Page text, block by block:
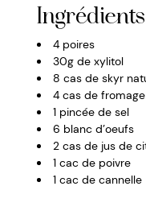
4 poires
30g de xylitol
8 cas de skyr
4 cas de
1 pincée de sel
6 blanc d’oeufs
2 cas de jus de
1 cac de poivre
1 cac de cannelle